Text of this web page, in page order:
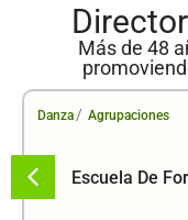
Más de 48
Danza / Agrupaciones
Escuela De